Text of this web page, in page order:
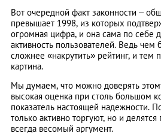
Вот очередной факт законности –
превышает 1998, из которых
огромная цифра, и она сама по себе
активность пользователей. Ведь чем
сложнее «накрутить» рейтинг, и тем
картина.
Мы думаем, что можно доверять
высокая оценка при столь большом
показатель настоящей надежности.
только активно торгуют, но и
всегда весомый аргумент.